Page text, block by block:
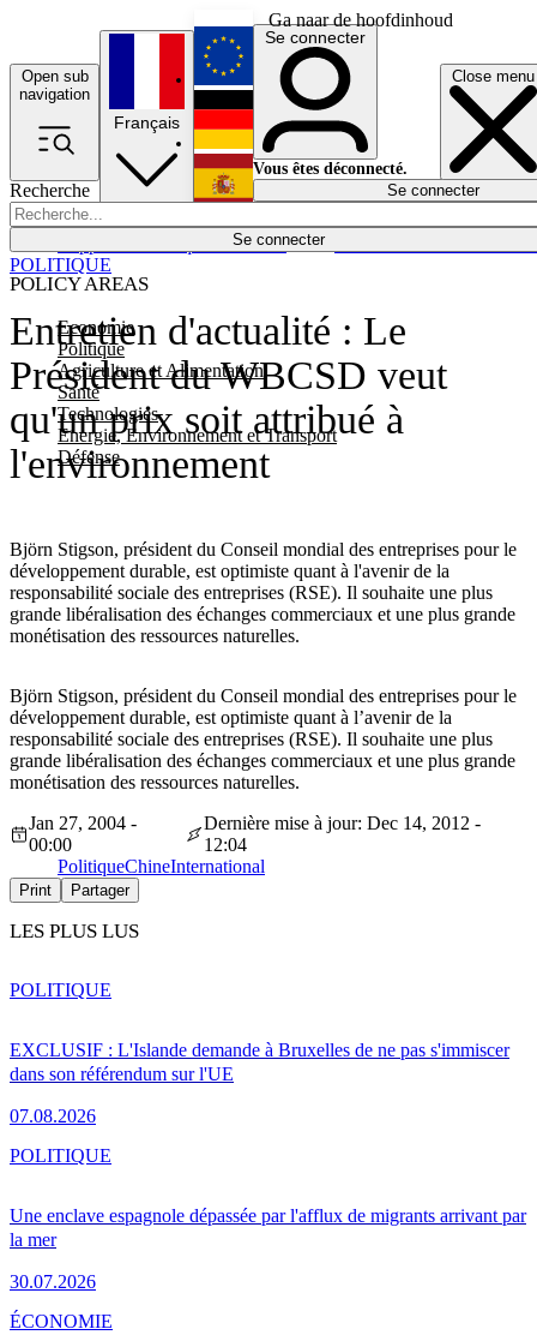
Ga naar de hoofdinhoud
Open sub
navigation
Close menu
Recherche
Se connecter
POLICY AREAS
Economie
Politique
Agriculture et Alimentation
Santé
Technologies
Energie, Environnement et Transport
Défense
Économie
Français
English
Deutsch
Español
Se connecter
Vous êtes déconnecté.
Se connecter
Entretien d'actualité : Le
Président du WBCSD veut
qu'un prix soit attribué à
l'environnement
Björn Stigson, président du Conseil mondial des entreprises pour le
développement durable, est optimiste quant à l'avenir de la
responsabilité sociale des entreprises (RSE). Il souhaite une plus
grande libéralisation des échanges commerciaux et une plus grande
monétisation des ressources naturelles.
POLITIQUE
Björn Stigson, président du Conseil mondial des entreprises pour le
développement durable, est optimiste quant à l’avenir de la
responsabilité sociale des entreprises (RSE). Il souhaite une plus
grande libéralisation des échanges commerciaux et une plus grande
monétisation des ressources naturelles.
Jan 27, 2004 -
00:00
Dernière mise à jour: Dec 14, 2012 -
12:04
PolitiqueChineInternational
Print Partager
LES PLUS LUS
EXCLUSIF : L'Islande demande à Bruxelles de ne pas s'immiscer
dans son référendum sur l'UE
07.08.2026
POLITIQUE
Une enclave espagnole dépassée par l'afflux de migrants arrivant par
la mer
30.07.2026
POLITIQUE
ÉCONOMIE